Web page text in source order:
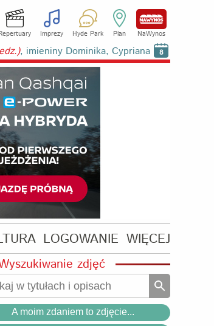
Imprezy Hyde Park Plan NaWynos
, imieniny Dominika, Cypriana 8
LOGOWANIE WIĘCEJ
zdjęć
A moim zdaniem to zdjęcie...